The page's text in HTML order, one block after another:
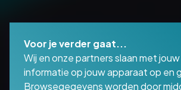
Voor je verder gaat...
Wij en onze partners slaan met
informatie op jouw apparaat op en
Browsegegevens worden door